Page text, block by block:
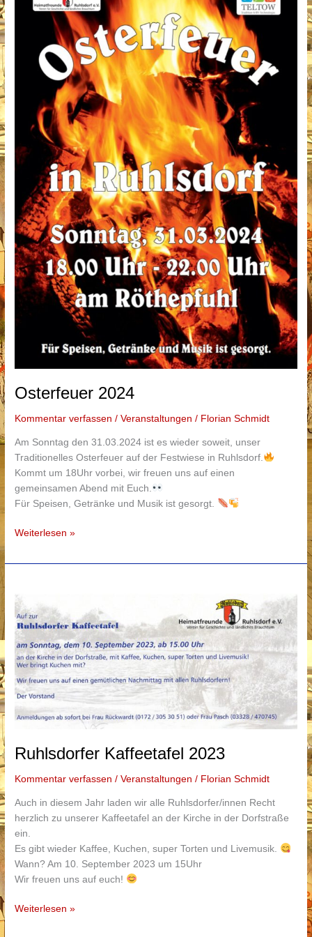
Osterfeuer 2024
Kommentar verfassen /Veranstaltungen / Florian Schmidt
Am Sonntag den 31.03.2024 ist es wieder soweit, unser
Traditionelles Osterfeuer auf der Festwiese in Ruhlsdorf.
Kommt um 18Uhr vorbei, wir freuen uns auf einen
gemeinsamen Abend mit Euch.
Für Speisen, Getränke und Musik ist gesorgt.
Osterfeuer
Weiterlesen »
Ruhlsdorfer Kaffeetafel 2023
Kommentar verfassen /Veranstaltungen / Florian Schmidt
Auch in diesem Jahr laden wir alle Ruhlsdorfer/innen Recht
herzlich zu unserer Kaffeetafel an der Kirche in der Dorfstraße
ein.
Es gibt wieder Kaffee, Kuchen, super Torten und Livemusik.
Wann? Am 10. September 2023 um 15Uhr
Wir freuen uns auf euch!
Ruhlsdorfer
Weiterlesen »